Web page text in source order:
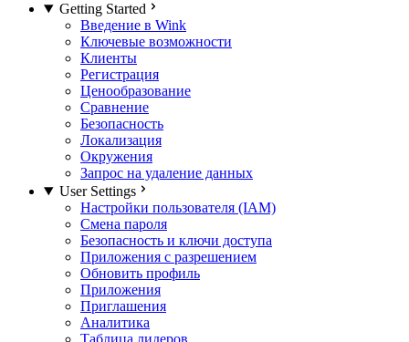
Getting Started
Введение в Wink
Ключевые возможности
Клиенты
Регистрация
Ценообразование
Сравнение
Безопасность
Локализация
Окружения
Запрос на удаление данных
User Settings
Настройки пользователя (IAM)
Смена пароля
Безопасность и ключи доступа
Приложения с разрешением
Обновить профиль
Приложения
Приглашения
Аналитика
Таблица лидеров